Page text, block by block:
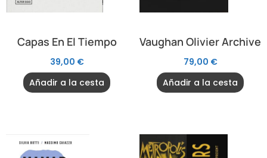
Capas En El Tiempo
39,00 €
Añadir a la cesta
Vaughan Olivier Archive
79,00 €
Añadir a la cesta